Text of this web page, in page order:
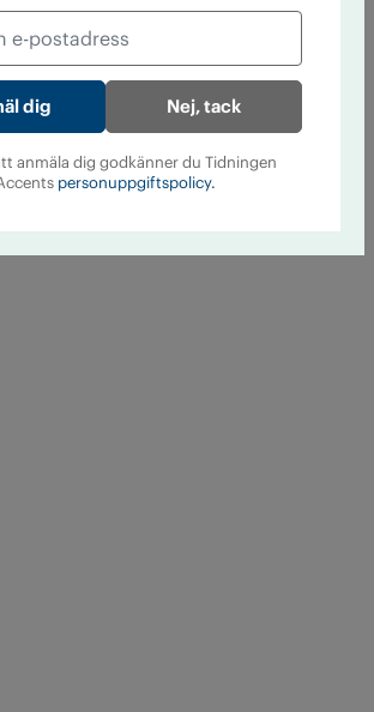
Nej, tack
anmäla dig godkänner du Tidningen
personuppgiftspolicy.